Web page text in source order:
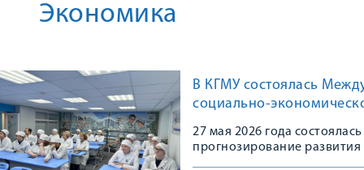
Экономика
В КГМУ состоялась
социально-
27 мая 2026 года
прогнозирование